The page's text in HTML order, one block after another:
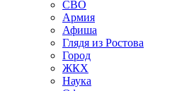
СВО
Армия
Афиша
Глядя из Ростова
Город
ЖКХ
Наука